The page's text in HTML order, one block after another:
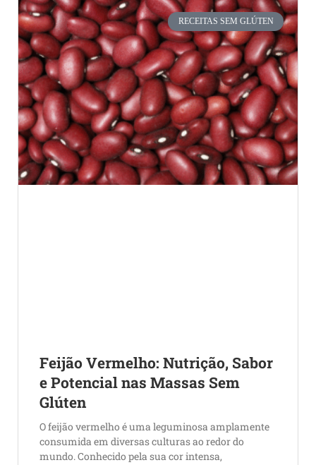
RECEITAS SEM GLÚTEN
Feijão Vermelho: Nutrição, Sabor
e Potencial nas Massas Sem
Glúten
O feijão vermelho é uma leguminosa amplamente
consumida em diversas culturas ao redor do
mundo. Conhecido pela sua cor intensa,